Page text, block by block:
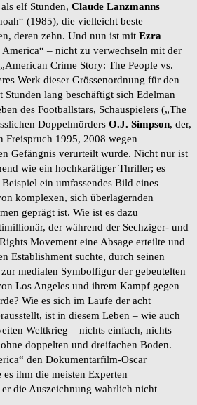
elf Stunden, Claude Lanzmanns
(1985), die vielleicht beste
deren zehn. Und nun ist mit Ezra
America“ – nicht zu verwechseln mit der
Crime Story: The People vs.
Werk dieser Grössenordnung für den
Stunden lang beschäftigt sich Edelman
des Footballstars, Schauspielers („The
Doppelmörders O.J. Simpson, der,
Freispruch 1995, 2008 wegen
Gefängnis verurteilt wurde. Nicht nur ist
wie ein hochkarätiger Thriller; es
ein umfassendes Bild eines
komplexen, sich überlagernden
geprägt ist. Wie ist es dazu
der während der Sechziger- und
Movement eine Absage erteilte und
Establishment suchte, durch seinen
medialen Symbolfigur der gebeutelten
Los Angeles und ihrem Kampf gegen
Wie es sich im Laufe der acht
ist in diesem Leben – wie auch
Weltkrieg – nichts einfach, nichts
doppelten und dreifachen Boden.
den Dokumentarfilm-Oscar
ihm die meisten Experten
die Auszeichnung wahrlich nicht